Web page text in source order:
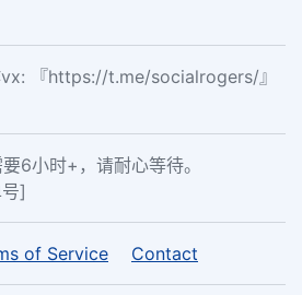
『https://t.me/socialrogers/』
6小时+，请耐心等待。
]
of Service Contact